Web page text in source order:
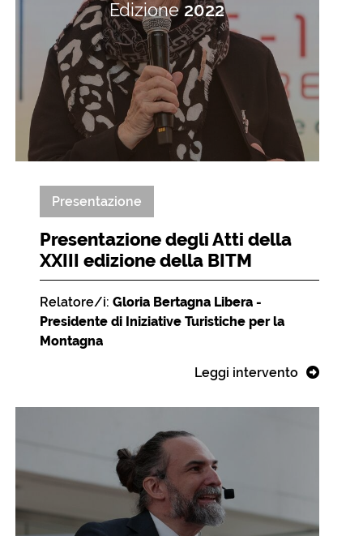
Edizione2022
Presentazione
Presentazione degli Atti della
XXIII edizione della BITM
Relatore/i: Gloria Bertagna Libera -
Presidente di Iniziative Turistiche per la
Montagna
Leggi intervento